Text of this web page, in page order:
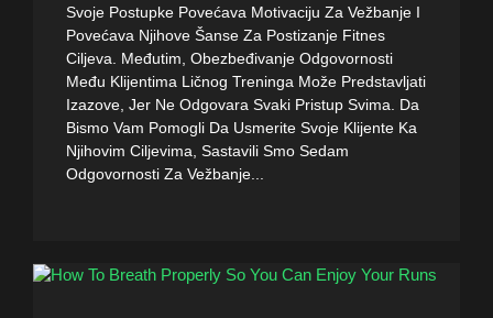
Svoje Postupke Povećava Motivaciju Za Vežbanje I
Povećava Njihove Šanse Za Postizanje Fitnes
Ciljeva. Međutim, Obezbeđivanje Odgovornosti
Među Klijentima Ličnog Treninga Može Predstavljati
Izazove, Jer Ne Odgovara Svaki Pristup Svima. Da
Bismo Vam Pomogli Da Usmerite Svoje Klijente Ka
Njihovim Ciljevima, Sastavili Smo Sedam
Odgovornosti Za Vežbanje...